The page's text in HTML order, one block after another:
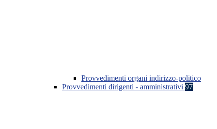
Provvedimenti organi indirizzo-politico
Provvedimenti dirigenti - amministrativi 97